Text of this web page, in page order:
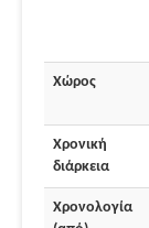
Χώρος
Χρονική
διάρκεια
Χρονολογία